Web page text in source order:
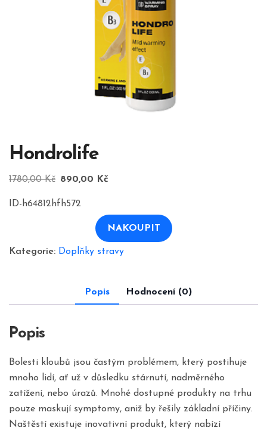
Hondrolife
1780,00Kč Původní
1780,00 Kč.
890,00 Kč
890,00 Kč.
ID-h64812hfh572
NAKOUPIT
Kategorie: Doplňky stravy
Popis Hodnocení (0)
Popis
Bolesti kloubů jsou častým problémem, který postihuje
mnoho lidí, ať už v důsledku stárnutí, nadměrného
zatížení, nebo úrazů. Mnohé dostupné produkty na trhu
pouze maskují symptomy, aniž by řešily základní příčiny.
Naštěstí existuje inovativní produkt, který nabízí